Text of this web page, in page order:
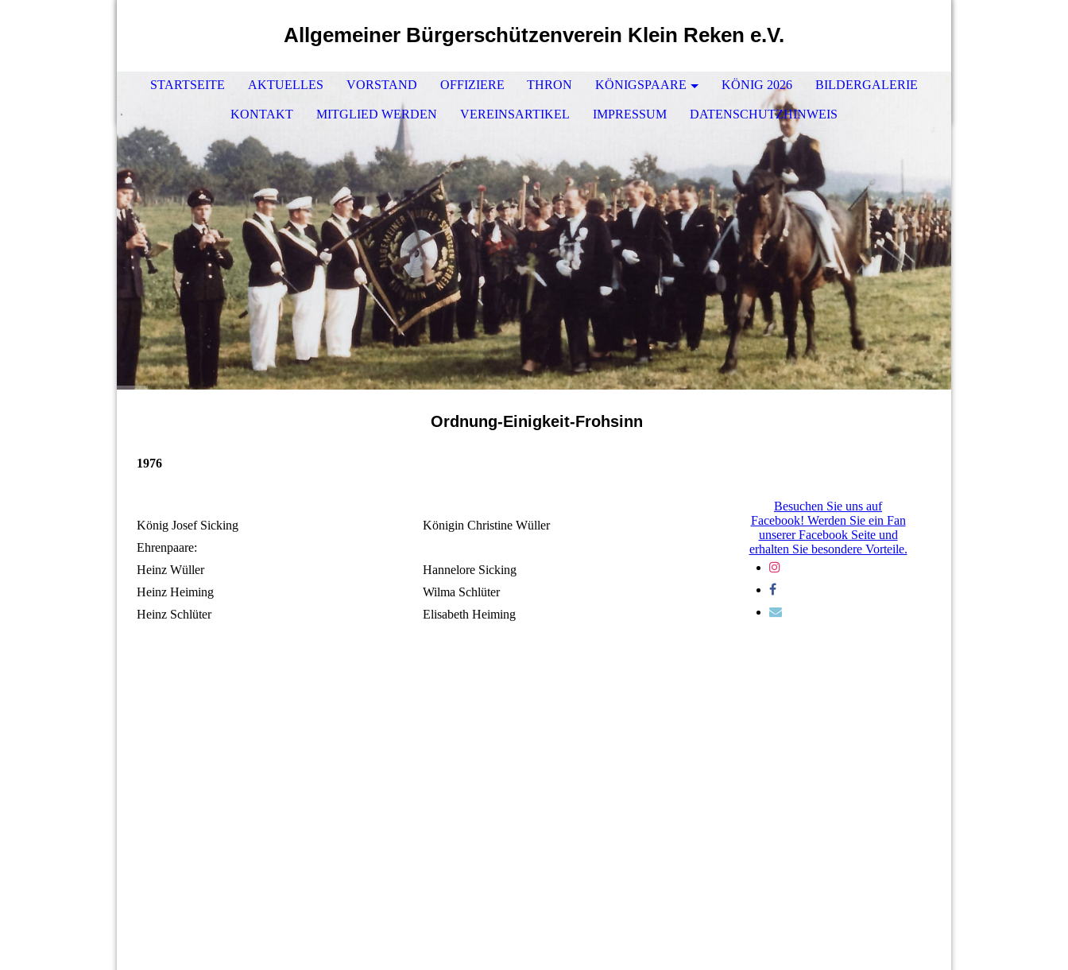
Allgemeiner Bürgerschützenverein Klein Reken e.V.
STARTSEITE AKTUELLES VORSTAND OFFIZIERE THRON KÖNIGSPAARE KÖNIG 2026 BILDERGALERIE
KONTAKT MITGLIED WERDEN VEREINSARTIKEL IMPRESSUM DATENSCHUTZHINWEIS
Ordnung-Einigkeit-Frohsinn
1976
König Josef Sicking
Königin Christine Wüller
Ehrenpaare:
Heinz Wüller
Hannelore Sicking
Heinz Heiming
Wilma Schlüter
Heinz Schlüter
Elisabeth Heiming
Besuchen Sie uns auf
Facebook! Werden Sie ein Fan
unserer Facebook Seite und
erhalten Sie besondere Vorteile.